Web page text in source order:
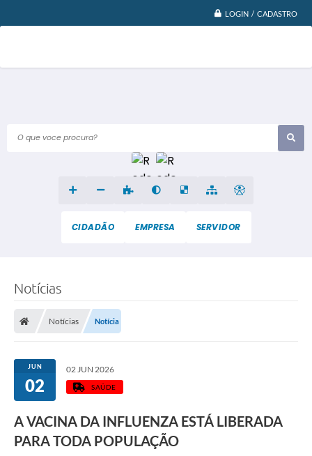
LOGIN / CADASTRO
O que voce procura?
CIDADÃO EMPRESA SERVIDOR
Notícias
Notícias Notícia
JUN
02
02 JUN 2026
SAÚDE
A VACINA DA INFLUENZA ESTÁ LIBERADA
PARA TODA POPULAÇÃO